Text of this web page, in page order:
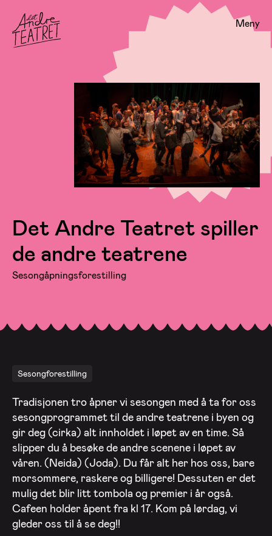
Meny
Det Andre Teatret spiller
de andre teatrene
Sesongåpningsforestilling
Sesongforestilling
Tradisjonen tro åpner vi sesongen med å ta for oss
sesongprogrammet til de andre teatrene i byen og
gir deg (cirka) alt innholdet i løpet av en time. Så
slipper du å besøke de andre scenene i løpet av
våren. (Neida) (Joda). Du får alt her hos oss, bare
morsommere, raskere og billigere! Dessuten er det
mulig det blir litt tombola og premier i år også.
Cafeen holder åpent fra kl 17. Kom på lørdag, vi
gleder oss til å se deg!!